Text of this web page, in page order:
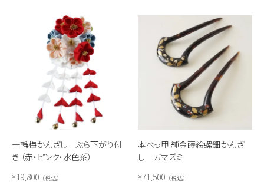
十輪梅かんざし ぶら下がり付
き （赤・ピンク・水色系）
¥19,800 税込
本べっ甲 純金蒔絵螺鈿かんざ
し ガマズミ
¥71,500 税込